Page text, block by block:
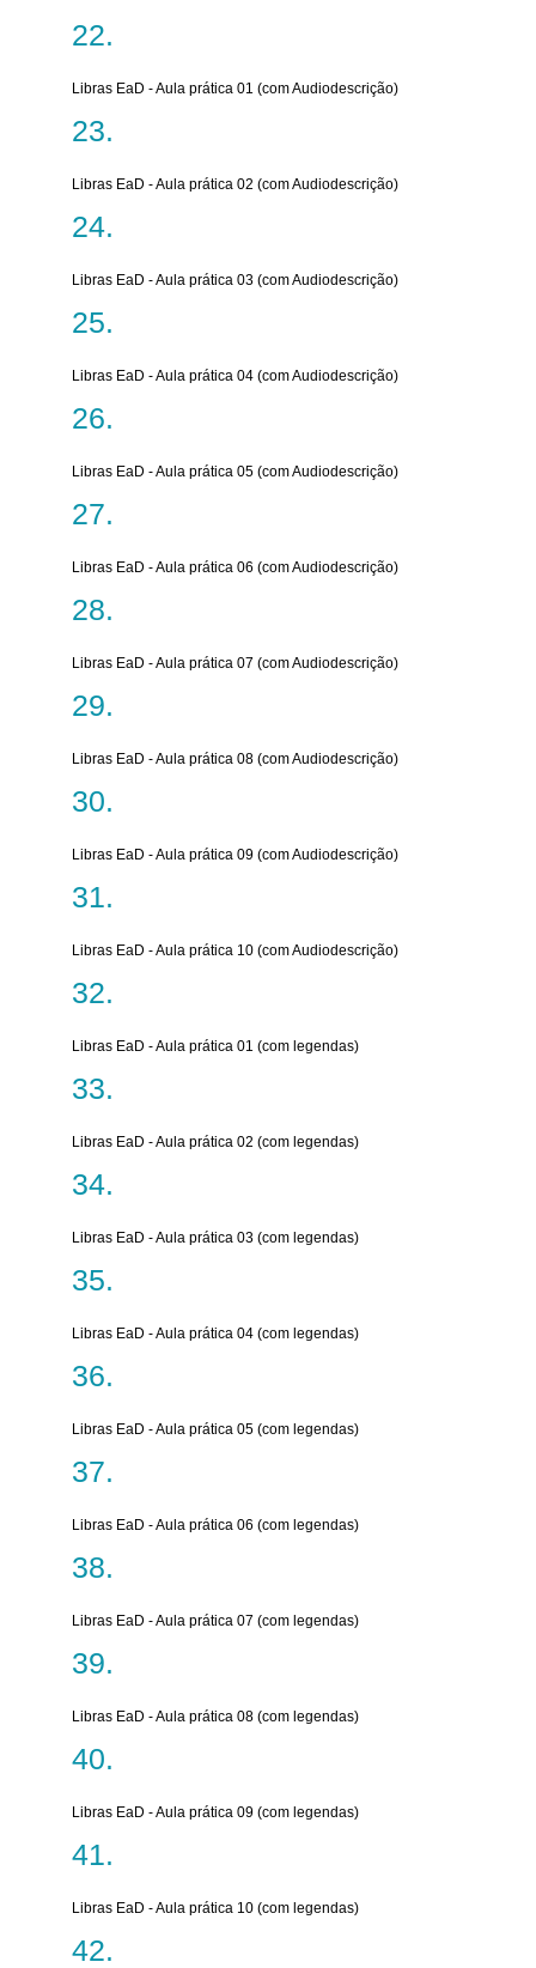
Libras EaD - Aula prática 01 (com Audiodescrição)
Libras EaD - Aula prática 02 (com Audiodescrição)
Libras EaD - Aula prática 03 (com Audiodescrição)
Libras EaD - Aula prática 04 (com Audiodescrição)
Libras EaD - Aula prática 05 (com Audiodescrição)
Libras EaD - Aula prática 06 (com Audiodescrição)
Libras EaD - Aula prática 07 (com Audiodescrição)
Libras EaD - Aula prática 08 (com Audiodescrição)
Libras EaD - Aula prática 09 (com Audiodescrição)
Libras EaD - Aula prática 10 (com Audiodescrição)
Libras EaD - Aula prática 01 (com legendas)
Libras EaD - Aula prática 02 (com legendas)
Libras EaD - Aula prática 03 (com legendas)
Libras EaD - Aula prática 04 (com legendas)
Libras EaD - Aula prática 05 (com legendas)
Libras EaD - Aula prática 06 (com legendas)
Libras EaD - Aula prática 07 (com legendas)
Libras EaD - Aula prática 08 (com legendas)
Libras EaD - Aula prática 09 (com legendas)
Libras EaD - Aula prática 10 (com legendas)